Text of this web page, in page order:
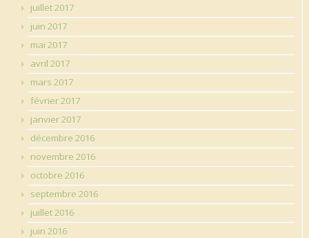
juillet 2017
juin 2017
mai 2017
avril 2017
mars 2017
février 2017
janvier 2017
décembre 2016
novembre 2016
octobre 2016
septembre 2016
juillet 2016
juin 2016